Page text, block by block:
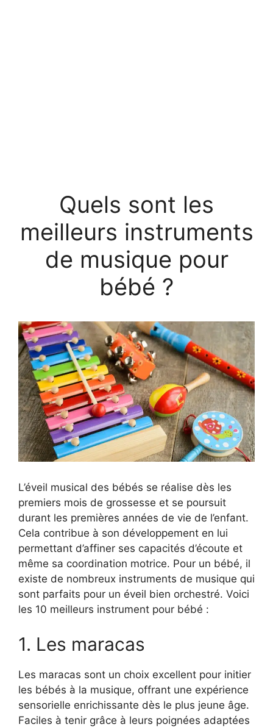
Quels sont les
meilleurs instruments
de musique pour
bébé ?
L’éveil musical des bébés se réalise dès les
premiers mois de grossesse et se poursuit
durant les premières années de vie de l’enfant.
Cela contribue à son développement en lui
permettant d’affiner ses capacités d’écoute et
même sa coordination motrice. Pour un bébé, il
existe de nombreux instruments de musique qui
sont parfaits pour un éveil bien orchestré. Voici
les 10 meilleurs instrument pour bébé :
1. Les maracas
Les maracas sont un choix excellent pour initier
les bébés à la musique, offrant une expérience
sensorielle enrichissante dès le plus jeune âge.
Faciles à tenir grâce à leurs poignées adaptées